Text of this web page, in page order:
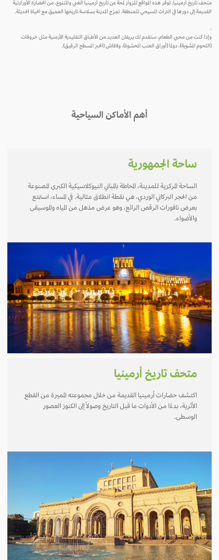
متحف تاريخ أرمينيا. توفر هذه المواقع للزوار لمحة عن تاريخ أرمينيا الغني والمتنوع، من الحضارة الأورارتية
القديمة إلى دورها في التراث المسيحي للمنطقة. تمزج المدينة بسلاسة تاريخها العميق مع الحياة الحديثة.
وإذا كنت من محبي الطعام، ستقدم لك يريفان العديد من الأطباق التقليدية الأرمنية مثل خروفات
(اللحوم المشوية)، دولما (أوراق العنب المحشوة)، ولافاش (الخبز المسطح الرقيق).
أهم الأماكن السياحية
ساحة الجمهورية
الساحة المركزية للمدينة، المحاطة بالمباني النيوكلاسيكية الكبرى المصنوعة
من الحجر البركاني الوردي، هي نقطة انطلاق مثالية. في المساء، استمتع
بعرض نافورات الرقص الرائع، وهو عرض مذهل من المياه والموسيقى
والأضواء.
متحف تاريخ أرمينيا
اكتشف حضارات أرمينيا القديمة من خلال مجموعته المميزة من القطع
الأثرية، بدءًا من الأدوات ما قبل التاريخ وصولاً إلى الكنوز العصور
الوسطى.